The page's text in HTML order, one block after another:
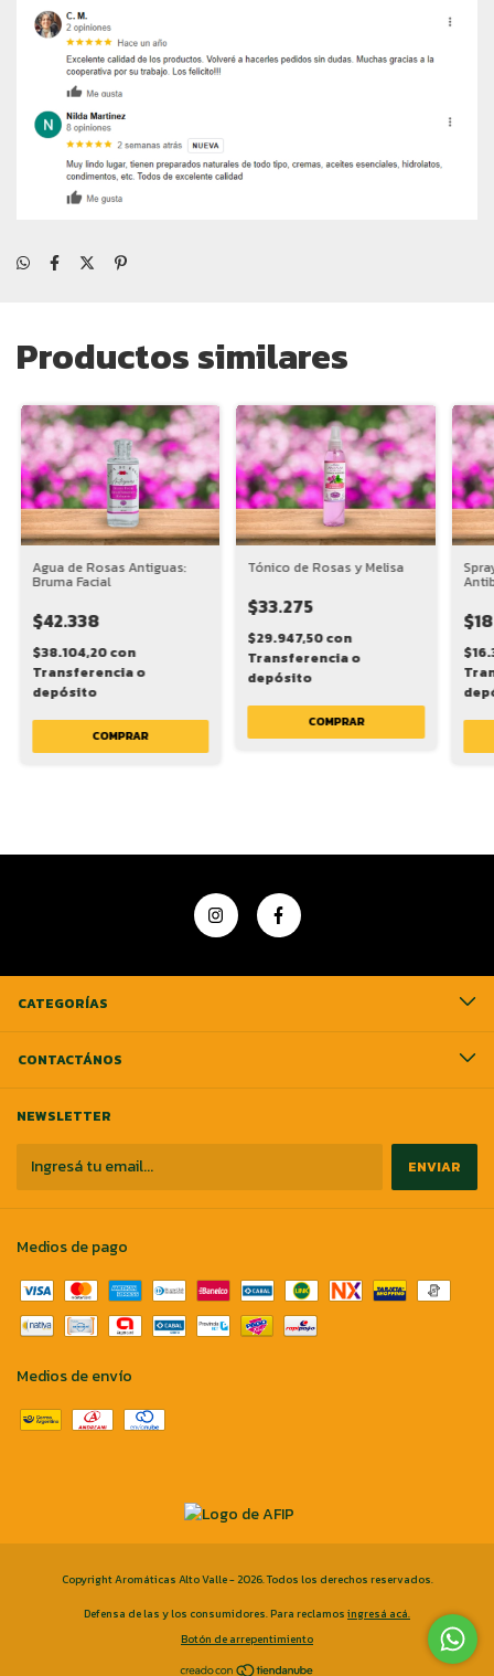
Productos similares
Agua de Rosas Antiguas:
Bruma Facial
$42.338
$38.104,20con
Transferencia o
depósito
Tónico de Rosas y Melisa
$33.275
$29.947,50con
Transferencia o
depósito
CATEGORÍAS
CONTACTÁNOS
NEWSLETTER
Medios de pago
Medios de envío
Copyright Aromáticas Alto Valle - 2026. Todos los derechos reservados.
Defensa de las y los consumidores. Para reclamos ingresá acá.
Botón de arrepentimiento